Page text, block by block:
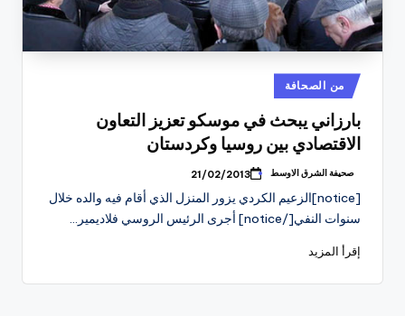
نُشر
في
من الصحافة
بارزاني يبحث في موسكو تعزيز التعاون
الاقتصادي بين روسيا وكردستان
تمّ
بواسطة
صحيفة الشرق الاوسط 21/02/2013
[notice]الزعيم الكردي يزور المنزل الذي أقام فيه والده خلال
سنوات النفي[/notice] أجرى الرئيس الروسي فلاديمير…
إقرأ المزيد